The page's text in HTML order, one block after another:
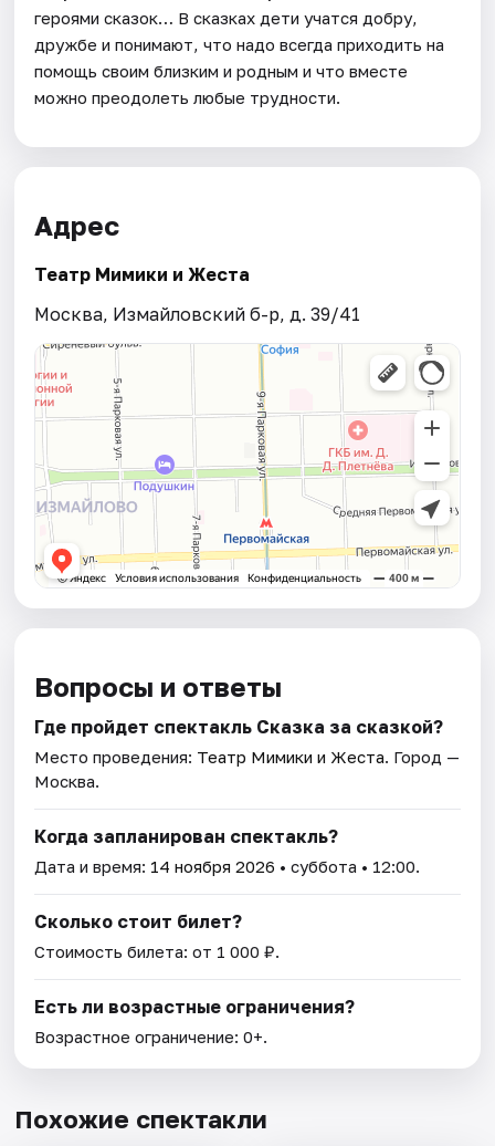
героями сказок… В сказках дети учатся добру,
дружбе и понимают, что надо всегда приходить на
помощь своим близким и родным и что вместе
можно преодолеть любые трудности.
Адрес
Театр Мимики и Жеста
Москва, Измайловский б-р, д. 39/41
Вопросы и ответы
Где пройдет спектакль Сказка за сказкой?
Место проведения: Театр Мимики и Жеста. Город —
Москва.
Когда запланирован спектакль?
Дата и время: 14 ноября 2026 • суббота • 12:00.
Сколько стоит билет?
Стоимость билета: от 1 000 ₽.
Есть ли возрастные ограничения?
Возрастное ограничение: 0+.
Похожие спектакли